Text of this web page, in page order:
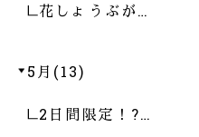
花しょうぶが…
5月(13)
2日間限定！?…